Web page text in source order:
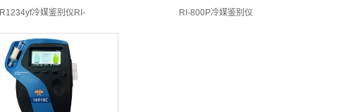
R1234yf冷媒鉴别仪RI- RI-800P冷媒鉴别仪